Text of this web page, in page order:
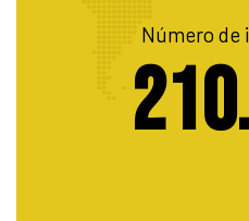
Número de